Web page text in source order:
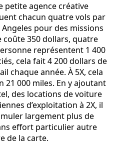
petite agence créative
chacun quatre vols par
pour des missions
coûte 350 dollars, quatre
représentent 1 400
cela fait 4 200 dollars de
chaque année. À 5X, cela
21 000 miles. En y ajoutant
des locations de voiture
d’exploitation à 2X, il
largement plus de
effort particulier autre
de la carte.